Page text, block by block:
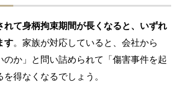
れて身柄拘束期間が長くなると、いずれ
す。家族が対応していると、会社から
のか」と問い詰められて「傷害事件を起
得なくなるでしょう。